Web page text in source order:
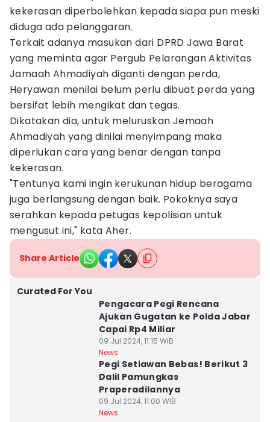
kekerasan diperbolehkan kepada siapa pun meski
diduga ada pelanggaran.
Terkait adanya masukan dari DPRD Jawa Barat
yang meminta agar Pergub Pelarangan Aktivitas
Jamaah Ahmadiyah diganti dengan perda,
Heryawan menilai belum perlu dibuat perda yang
bersifat lebih mengikat dan tegas.
Dikatakan dia, untuk meluruskan Jemaah
Ahmadiyah yang dinilai menyimpang maka
diperlukan cara yang benar dengan tanpa
kekerasan.
"Tentunya kami ingin kerukunan hidup beragama
juga berlangsung dengan baik. Pokoknya saya
serahkan kepada petugas kepolisian untuk
mengusut ini," kata Aher.
Share Article
Curated For You
Pengacara Pegi Rencana
Ajukan Gugatan ke Polda Jabar
Capai Rp4 Miliar
09 Jul 2024, 11:15 WIB
News
Pegi Setiawan Bebas! Berikut 3
Dalil Pamungkas
Praperadilannya
09 Jul 2024, 11:00 WIB
News